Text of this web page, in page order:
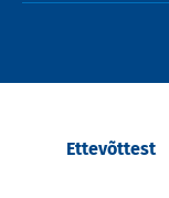
Ettevõttest